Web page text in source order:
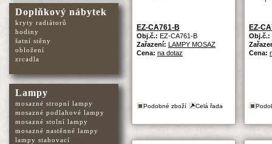
EZ-CA761-B
Obj.č.: EZ-CA761-B
Zařazení: LAMPY MOSAZ
Cena: na dotaz
Podobné zboží Celá řada
EZ-
Obj.č.:
Cena:
Doplňkový nábytek
kryty radiátorů
hodiny
šatní stěny
obložení
zrcadla
Lampy
mosazné stropní lampy
mosazné podlahové lampy
mosazné stolní lampy
mosazné nastěnné lampy
lampy stahovací